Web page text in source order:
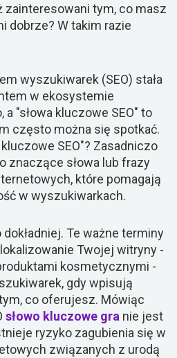
zainteresowani tym, co masz
dobrze? W takim razie
wyszukiwarek (SEO) stała
w ekosystemie
"słowa kluczowe SEO" to
często można się spotkać.
SEO"? Zasadniczo
znaczące słowa lub frazy
które pomagają
w wyszukiwarkach.
Te ważne terminy
Twojej witryny -
kosmetycznymi -
gdy wpisują
co oferujesz. Mówiąc
słowo kluczowe gra nie jest
ryzyko zagubienia się w
związanych z urodą